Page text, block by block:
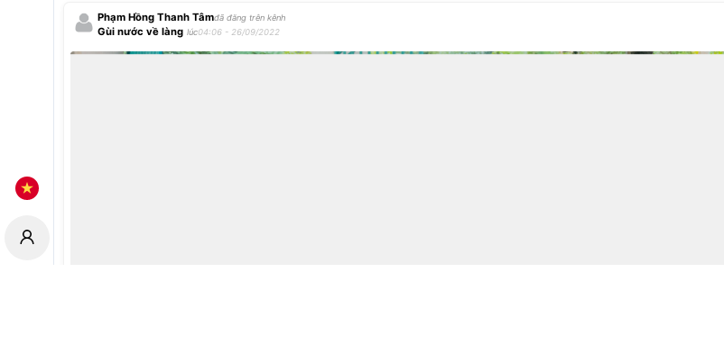
Phạm Hồng Thanh Tâmđã đăng trên kênh
Gùi nước về làng lúc04:06 - 26/09/2022